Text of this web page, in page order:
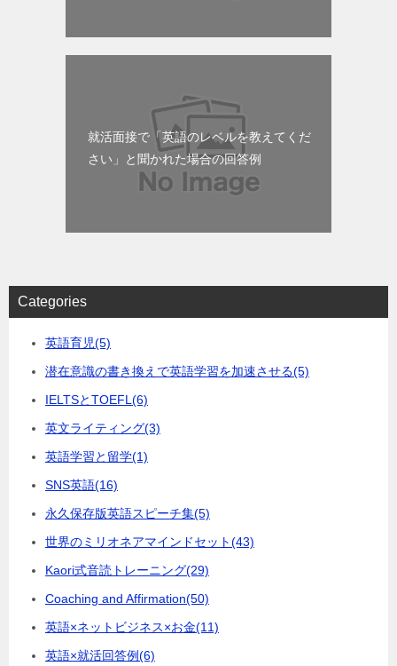
就活面接で「英語のレベルを教えてくだ
さい」と聞かれた場合の回答例
Categories
英語育児(5)
潜在意識の書き換えで英語学習を加速させる(5)
IELTSとTOEFL (6)
英文ライティング(3)
英語学習と留学(1)
SNS英語(16)
永久保存版英語スピーチ集(5)
世界のミリオネアマインドセット(43)
Kaori式音読トレーニング(29)
Coaching and Affirmation(50)
英語×ネットビジネス×お金(11)
英語×就活回答例(6)